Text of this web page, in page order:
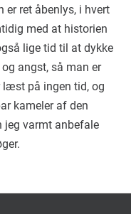
er ret åbenlys, i hvert
med at historien
lige tid til at dykke
angst, så man er
læst på ingen tid, og
kameler af den
jeg varmt anbefale